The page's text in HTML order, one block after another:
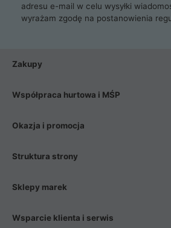
adresu e-mail w celu wysyłki
wyrażam zgodę na postanowienia
Zakupy
Współpraca hurtowa i MŚP
Okazja i promocja
Struktura strony
Sklepy marek
Wsparcie klienta i serwis